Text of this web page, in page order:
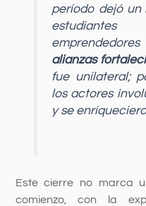
período dejó un
estudiantes
alianzas
fue unilateral;
los actores
y se
Este cierre no marca
comienzo, con la